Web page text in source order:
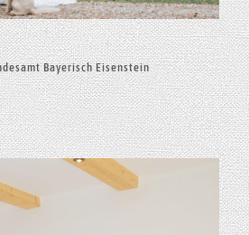
Bayerisch Eisenstein